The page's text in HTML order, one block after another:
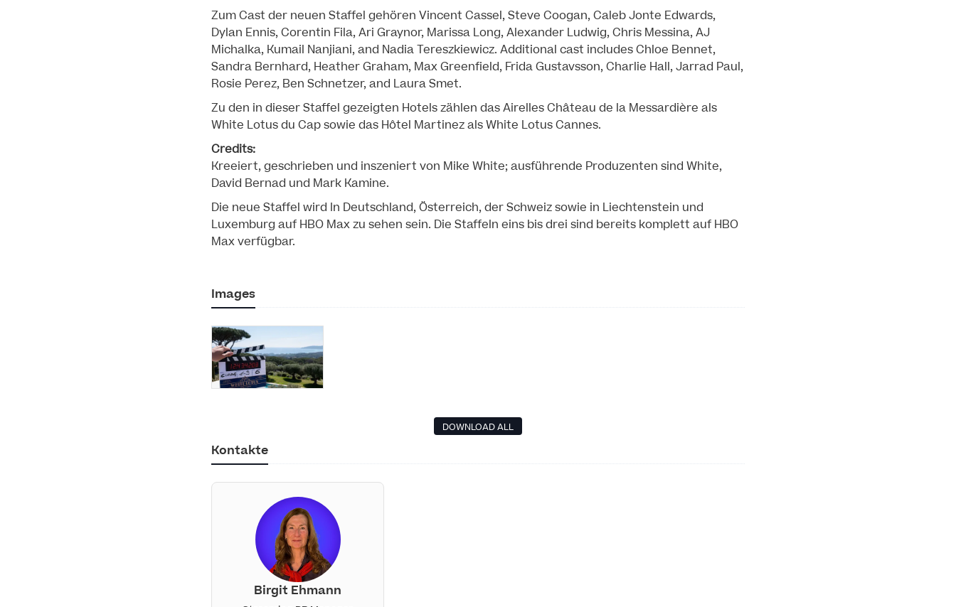
Zum Cast der neuen Staffel gehören Vincent Cassel, Steve Coogan, Caleb Jonte Edwards,
Dylan Ennis, Corentin Fila, Ari Graynor, Marissa Long, Alexander Ludwig, Chris Messina, AJ
Michalka, Kumail Nanjiani, and Nadia Tereszkiewicz. Additional cast includes Chloe Bennet,
Sandra Bernhard, Heather Graham, Max Greenfield, Frida Gustavsson, Charlie Hall, Jarrad Paul,
Rosie Perez, Ben Schnetzer, and Laura Smet.
Zu den in dieser Staffel gezeigten Hotels zählen das Airelles Château de la Messardière als
White Lotus du Cap sowie das Hôtel Martinez als White Lotus Cannes.
Credits:
Kreeiert, geschrieben und inszeniert von Mike White; ausführende Produzenten sind White,
David Bernad und Mark Kamine.
Die neue Staffel wird In Deutschland, Österreich, der Schweiz sowie in Liechtenstein und
Luxemburg auf HBO Max zu sehen sein. Die Staffeln eins bis drei sind bereits komplett auf HBO
Max verfügbar.
Images
DOWNLOAD ALL
Kontakte
Birgit Ehmann